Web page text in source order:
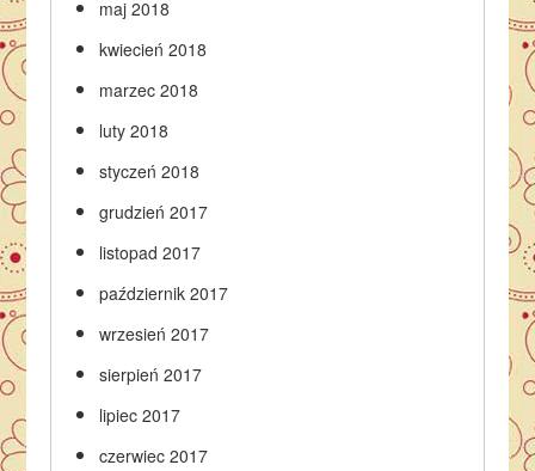
maj 2018
kwiecień 2018
marzec 2018
luty 2018
styczeń 2018
grudzień 2017
listopad 2017
październik 2017
wrzesień 2017
sierpień 2017
lipiec 2017
czerwiec 2017